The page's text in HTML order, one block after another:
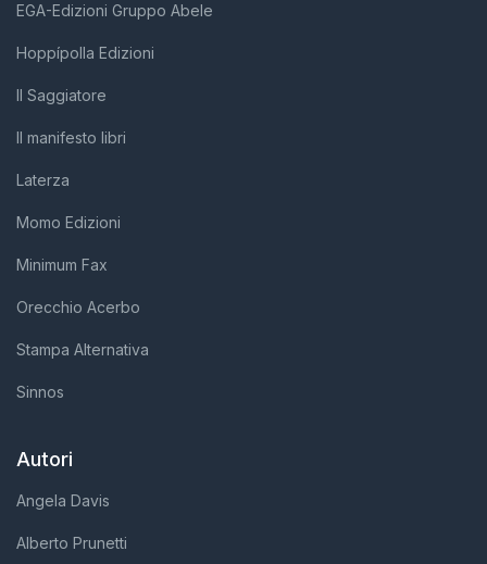
EGA-Edizioni Gruppo Abele
Hoppípolla Edizioni
Il Saggiatore
Il manifesto libri
Laterza
Momo Edizioni
Minimum Fax
Orecchio Acerbo
Stampa Alternativa
Sinnos
Autori
Angela Davis
Alberto Prunetti